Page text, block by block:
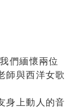
們緬懷兩位
師與西洋女歌
身上動人的音